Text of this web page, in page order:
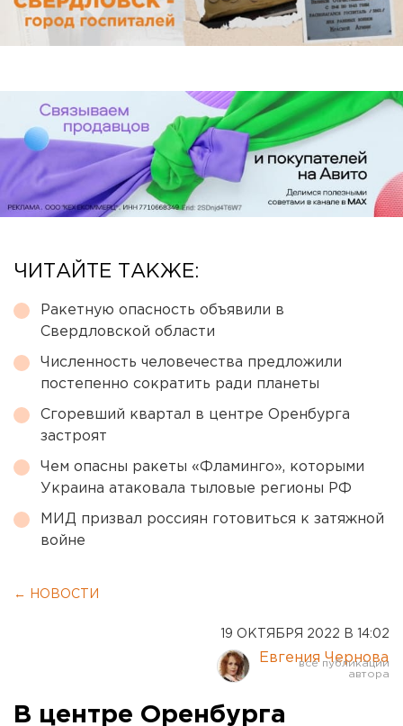
ЧИТАЙТЕ ТАКЖЕ:
Ракетную опасность объявили в
Свердловской области
Численность человечества предложили
постепенно сократить ради планеты
Сгоревший квартал в центре Оренбурга
застроят
Чем опасны ракеты «Фламинго», которыми
Украина атаковала тыловые регионы РФ
МИД призвал россиян готовиться к затяжной
войне
← НОВОСТИ
19 ОКТЯБРЯ 2022 В 14:02
Евгения Чернова
В центре Оренбурга